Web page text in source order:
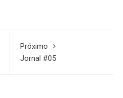
Próximo
Jornal #05